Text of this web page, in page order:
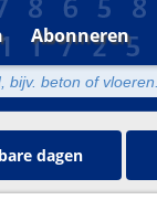
Abonneren
dagen